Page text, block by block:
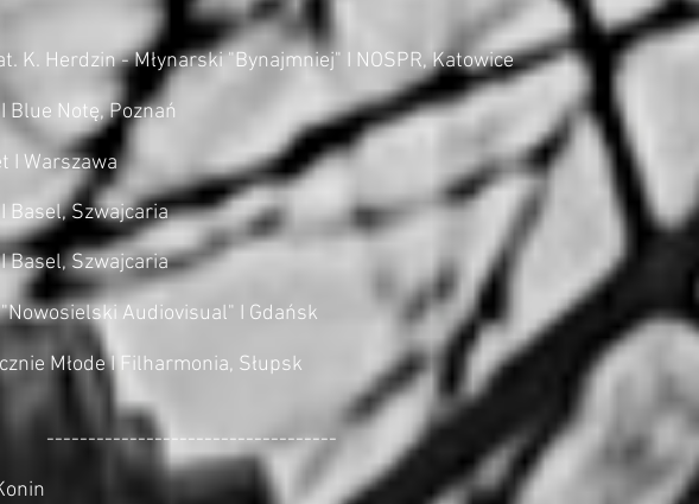
K. Herdzin - Młynarski "Bynajmniej" I NOSPR, Katowice
Blue Notę, Poznań
I Warszawa
Basel, Szwajcaria
Basel, Szwajcaria
Audiovisual" I Gdańsk
Młode I Filharmonia, Słupsk